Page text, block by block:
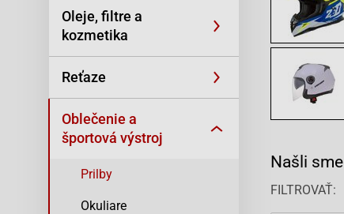
Oleje, filtre a
kozmetika
Reťaze
Oblečenie a
športová výstroj
Prilby
Okuliare
Našli sme
FILTROVAŤ